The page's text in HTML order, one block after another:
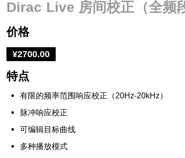
Dirac Live 房间校正（全频
价格
¥2700.00
特点
有限的频率范围响应校正（20Hz-20kHz）
脉冲响应校正
可编辑目标曲线
多种播放模式